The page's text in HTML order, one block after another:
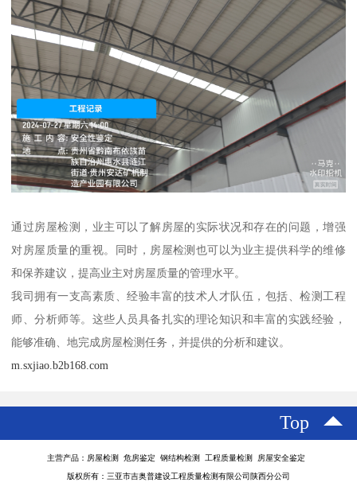
通过房屋检测，业主可以了解房屋的实际状况和存在的问题，增强
对房屋质量的重视。同时，房屋检测也可以为业主提供科学的维修
和保养建议，提高业主对房屋质量的管理水平。
我司拥有一支高素质、经验丰富的技术人才队伍，包括、检测工程
师、分析师等。这些人员具备扎实的理论知识和丰富的实践经验，
能够准确、地完成房屋检测任务，并提供的分析和建议。
m.sxjiao.b2b168.com
Top
主营产品：房屋检测 危房鉴定 钢结构检测 工程质量检测 房屋安全鉴定
版权所有：三亚市吉奥普建设工程质量检测有限公司陕西分公司